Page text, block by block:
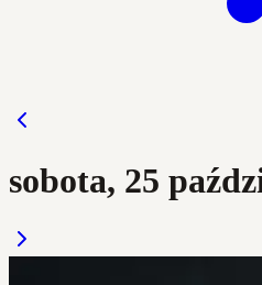
sobota, 25